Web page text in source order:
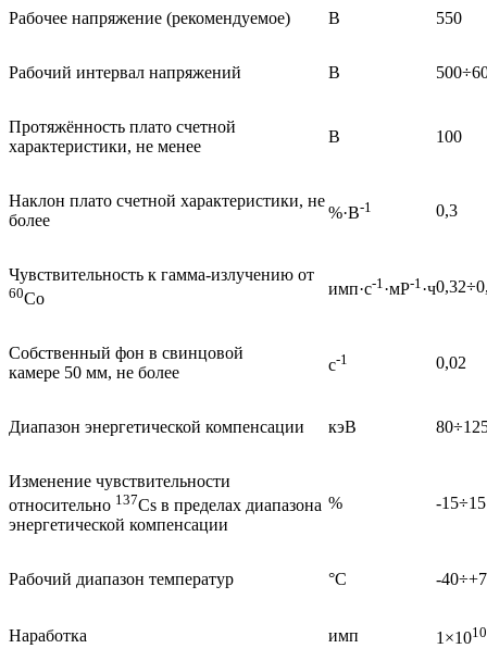
Рабочее напряжение (рекомендуемое) В 550
Рабочий интервал напряжений В
Протяжённость плато счетной
характеристики, не менее
В 100
Наклон плато счетной характеристики, не
более
%·В-1 0,3
Чувствительность к гамма-излучению от
60Co
имп·с-1·мР-1·ч
Собственный фон в свинцовой
камере 50 мм, не более
с-1 0,02
Диапазон энергетической компенсации кэВ
Изменение чувствительности
относительно 137Сs в пределах диапазона
энергетической компенсации
% -15÷15
Рабочий диапазон температур °С -
Наработка имп 1×1010